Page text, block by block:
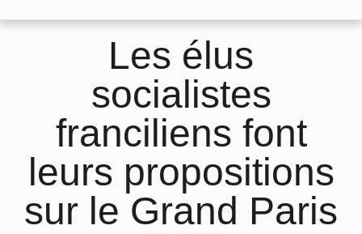
Les élus
socialistes
franciliens font
leurs propositions
sur le Grand Paris